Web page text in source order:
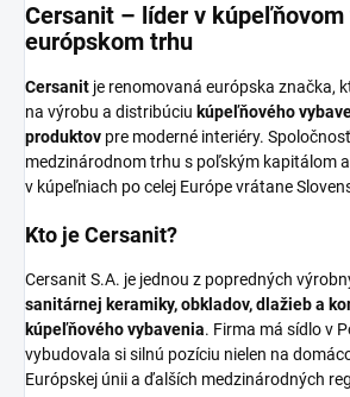
Cersanit – líder v kúpeľňovom
európskom trhu
Cersanit je renomovaná európska značka,
na výrobu a distribúciu kúpeľňového
produktov pre moderné interiéry.
medzinárodnom trhu s poľským kapitálom
v kúpeľniach po celej Európe vrátane
Kto je Cersanit?
Cersanit S.A. je jednou z popredných
sanitárnej keramiky, obkladov, dlažieb a
kúpeľňového vybavenia. Firma má sídlo v
vybudovala si silnú pozíciu nielen na
Európskej únii a ďalších medzinárodných